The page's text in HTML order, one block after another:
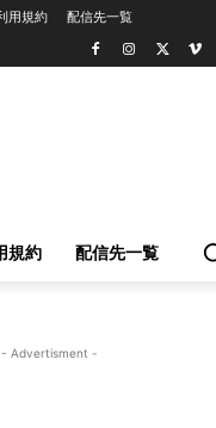
用規約 配信先一覧
規約 配信先一覧
- Advertisment -